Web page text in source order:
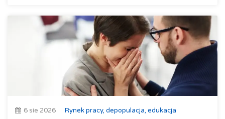
6 sie 2026 Rynek pracy, depopulacja, edukacja